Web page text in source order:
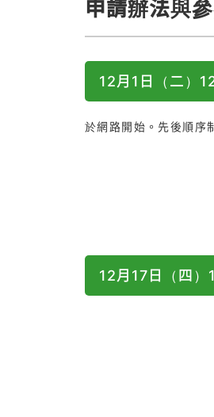
申請辦法與
12月1日（二）
於網路開始。先後順序
12月17日（四